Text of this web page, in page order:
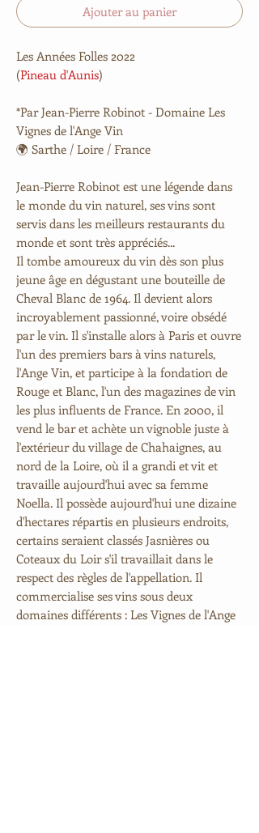
Ajouter au panier
Les Années Folles 2022
(Pineau d'Aunis)
*Par Jean-Pierre Robinot - Domaine Les
Vignes de l'Ange Vin
🌍 Sarthe / Loire / France
Jean-Pierre Robinot est une légende dans
le monde du vin naturel, ses vins sont
servis dans les meilleurs restaurants du
monde et sont très appréciés...
Il tombe amoureux du vin dès son plus
jeune âge en dégustant une bouteille de
Cheval Blanc de 1964. Il devient alors
incroyablement passionné, voire obsédé
par le vin. Il s'installe alors à Paris et ouvre
l'un des premiers bars à vins naturels,
l'Ange Vin, et participe à la fondation de
Rouge et Blanc, l'un des magazines de vin
les plus influents de France. En 2000, il
vend le bar et achète un vignoble juste à
l'extérieur du village de Chahaignes, au
nord de la Loire, où il a grandi et vit et
travaille aujourd'hui avec sa femme
Noella. Il possède aujourd'hui une dizaine
d'hectares répartis en plusieurs endroits,
certains seraient classés Jasnières ou
Coteaux du Loir s'il travaillait dans le
respect des règles de l'appellation. Il
commercialise ses vins sous deux
domaines différents : Les Vignes de l'Ange